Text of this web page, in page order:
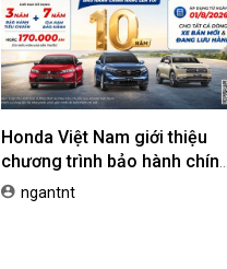
Honda Việt Nam giới thiệu
chương trình bảo hành chính
hãng lên tới 10 năm dành cho
ngantnt